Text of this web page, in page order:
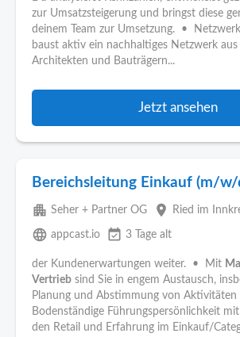
zur Umsatzsteigerung und bringst diese
deinem Team zur Umsetzung. •
baust aktiv ein nachhaltiges Netzwerk
Architekten und Bauträgern...
Jetzt ansehen
Bereichsleitung Einkauf (m/w/
apartment Seher + Partner OG place Ried im
language appcast.io event_available 3 Tage alt
der Kundenerwartungen weiter. • Mit
Vertrieb sind Sie in engem Austausch,
Planung und Abstimmung von Aktivitäten
Bodenständige Führungspersönlichkeit
den Retail und Erfahrung im Einkauf/